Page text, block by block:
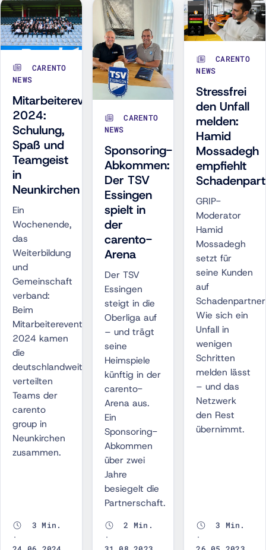
CARENTO
NEWS
Mitarbeiterevent
2024:
Schulung,
Spaß und
Teamgeist
in
Neunkirchen
Ein
Wochenende,
das
Weiterbildung
und
Gemeinschaft
verband:
Beim
Mitarbeiterevent
2024 kamen
die
deutschlandweit
verteilten
Teams der
carento
group in
Neunkirchen
zusammen.
3 Min.
·
CARENTO
NEWS
Sponsoring-
Abkommen:
Der TSV
Essingen
spielt in
der
carento-
Arena
Der TSV
Essingen
steigt in die
Oberliga auf
– und trägt
seine
Heimspiele
künftig in der
carento-
Arena aus.
Ein
Sponsoring-
Abkommen
über zwei
Jahre
besiegelt die
Partnerschaft.
2 Min.
·
CARENTO
NEWS
Stressfrei
den Unfall
melden:
Hamid
Mossadegh
empfiehlt
GRIP-
Moderator
Hamid
Mossadegh
setzt für
seine Kunden
auf
Wie sich ein
Unfall in
wenigen
Schritten
melden lässt
– und das
Netzwerk
den Rest
übernimmt.
3 Min.
·